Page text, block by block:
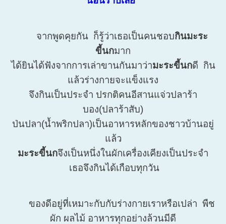
จากพูดคุยกัน ก็รู้ว่าเธอเป็นคนชอบกินมะระ
ขี้นกมาก
ได้ยินได้ฟังจากการเล่าขานกันมาว่ามะระขี้นกดี กิน
แล้วร่างกายจะแข็งแรง
จึงกินเป็นประจำ ปรกติคนอีสานแจ่วปลาร้า
บอง(ปลาร้าสับ)
ป่นปลา(น้ำพริกปลา)เป็นอาหารหลักของชาวบ้านอยู่
แล้ว
มะระขี้นกจึงเป็นหนึ่งในผักเครื่องเคียงเป็นประจำ
เธอจึงกินได้เกือบทุกวัน
ของดีอยู่ที่เหมาะกับกับร่างกายเราหรือเปล่า พืช
ผัก ผลไม้ อาหารทุกอย่างล้วนมีดี